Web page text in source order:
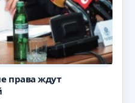
права ждут